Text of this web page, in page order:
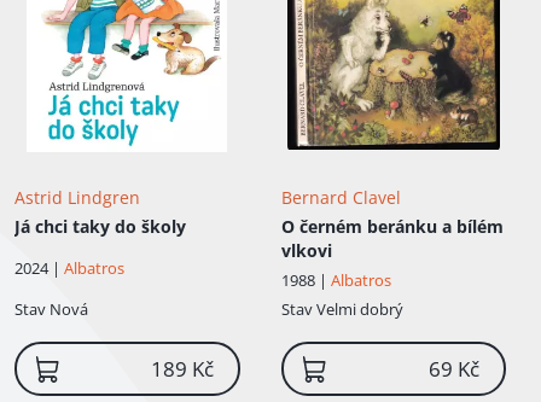
Astrid Lindgren
Já chci taky do školy
2024 | Albatros
Stav Nová
189 Kč
Bernard Clavel
O černém beránku a bílém
vlkovi
1988 | Albatros
StavVelmi dobrý
69 Kč